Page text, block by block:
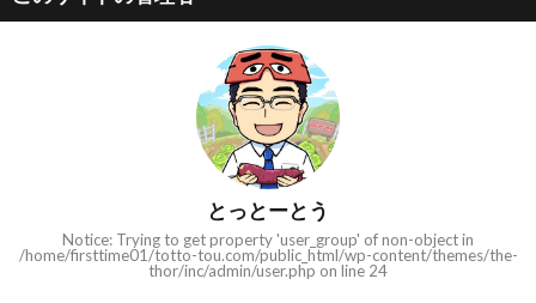
とっとーとう
Notice: Trying to get property 'user_group' of non-object in
/home/firsttime01/totto-tou.com/public_html/wp-content/themes/the-
thor/inc/admin/user.php on line 24